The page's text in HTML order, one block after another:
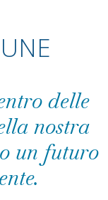
delle
nostra
un futuro